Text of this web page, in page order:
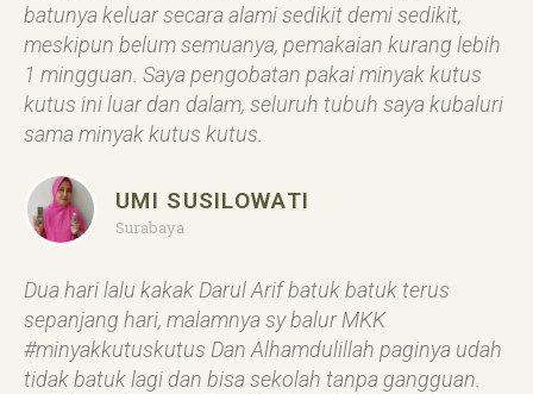
batunya keluar secara alami sedikit demi sedikit,
meskipun belum semuanya, pemakaian kurang lebih
1 mingguan. Saya pengobatan pakai minyak kutus
kutus ini luar dan dalam, seluruh tubuh saya kubaluri
sama minyak kutus kutus.
UMI SUSILOWATI
Surabaya
Dua hari lalu kakak Darul Arif batuk batuk terus
sepanjang hari, malamnya sy balur MKK
#minyakkutuskutus Dan Alhamdulillah paginya udah
tidak batuk lagi dan bisa sekolah tanpa gangguan.